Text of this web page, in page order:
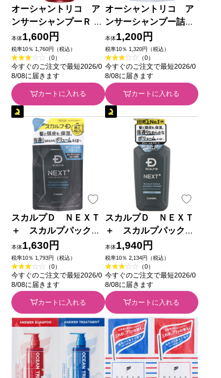
オーシャントリコ ア
ンサーシャンプーＲ ４
００ｍｌ
本体1,600円
税率10％ 1,760円（税込）
（0）
今すぐのご注文で最短2026/0
8/08に届きます
カートに入れる
オーシャントリコ ア
ンサーシャンプー詰替
Ｒ ３５０ｍｌ
本体1,200円
税率10％ 1,320円（税込）
（0）
今すぐのご注文で最短2026/0
8/08に届きます
カートに入れる
スカルプＤ ＮＥＸＴ
＋ スカルプパックコ
ンディショナー つめ
かえ用 ３００ｇ アン
ファー
本体1,630円
税率10％ 1,793円（税込）
（0）
今すぐのご注文で最短2026/0
8/08に届きます
カートに入れる
スカルプＤ ＮＥＸＴ
＋ スカルプパックコ
ンディショナー ３５０
ｇ アンファー
本体1,940円
税率10％ 2,134円（税込）
（0）
今すぐのご注文で最短2026/0
8/08に届きます
カートに入れる